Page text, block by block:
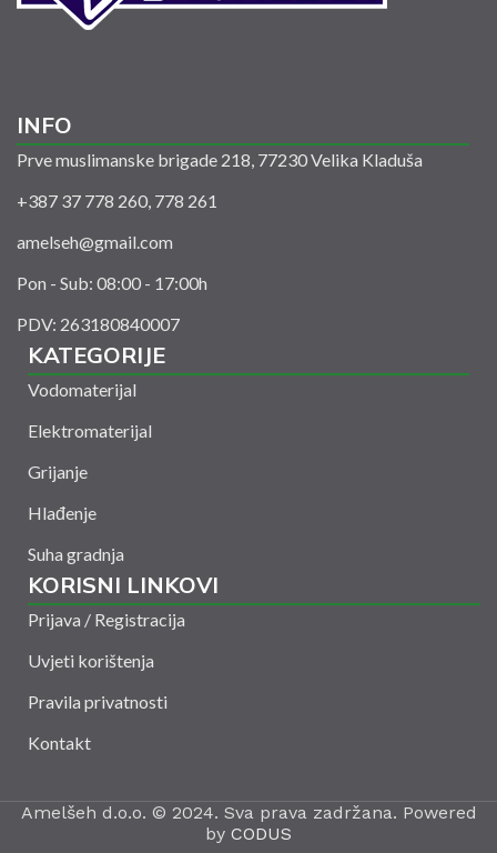
INFO
Prve muslimanske brigade 218, 77230 Velika Kladuša
+387 37 778 260, 778 261
amelseh@gmail.com
Pon - Sub: 08:00 - 17:00h
PDV: 263180840007
KATEGORIJE
Vodomaterijal
Elektromaterijal
Grijanje
Hlađenje
Suha gradnja
KORISNI LINKOVI
Prijava / Registracija
Uvjeti korištenja
Pravila privatnosti
Kontakt
Amelšeh d.o.o. © 2024. Sva prava zadržana. Powered
by CODUS